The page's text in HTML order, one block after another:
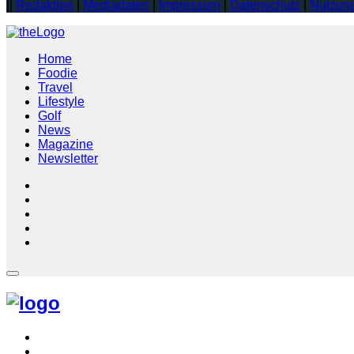
Redaktion Mediadaten Impressum Datenschutz
Home
Foodie
Travel
Lifestyle
Golf
News
Magazine
Newsletter